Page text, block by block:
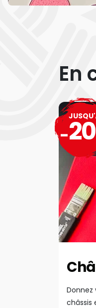
En
Donnez
châssis
-20